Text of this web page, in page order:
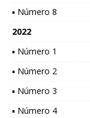
▪ Número 8
2022
▪ Número 1
▪ Número 2
▪ Número 3
▪ Número 4